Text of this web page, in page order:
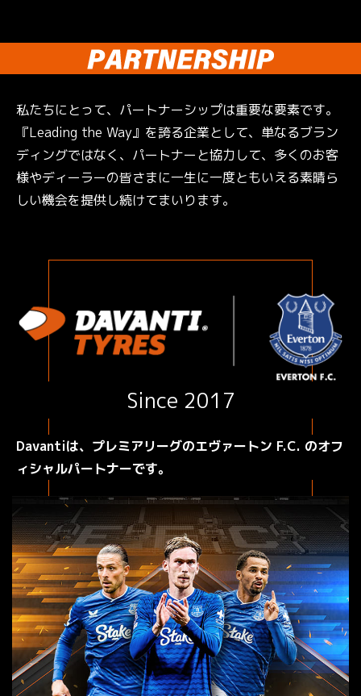
私たちにとって、パートナーシップは重要な要素です。
『Leading the Way』を誇る企業として、単なるブラン
ディングではなく、パートナーと協力して、多くのお客
様やディーラーの皆さまに一生に一度ともいえる素晴ら
しい機会を提供し続けてまいります。
Since 2017
Davantiは、プレミアリーグのエヴァートン F.C. のオフ
ィシャルパートナーです。